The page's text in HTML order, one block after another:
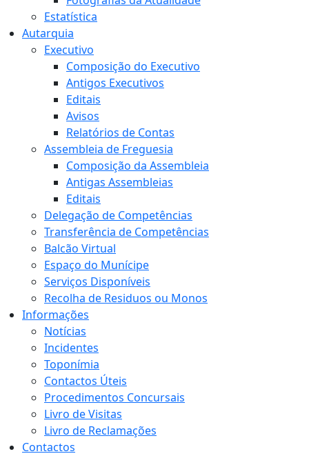
Estatística
Autarquia
Executivo
Composição do Executivo
Antigos Executivos
Editais
Avisos
Relatórios de Contas
Assembleia de Freguesia
Composição da Assembleia
Antigas Assembleias
Editais
Delegação de Competências
Transferência de Competências
Balcão Virtual
Espaço do Munícipe
Serviços Disponíveis
Recolha de Residuos ou Monos
Informações
Notícias
Incidentes
Toponímia
Contactos Úteis
Procedimentos Concursais
Livro de Visitas
Livro de Reclamações
Contactos